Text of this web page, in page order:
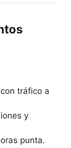
tráfico a
y
punta.